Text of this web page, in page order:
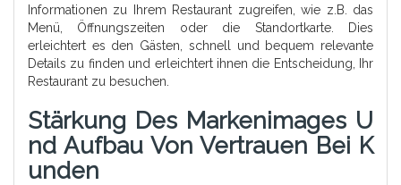
Informationen zu Ihrem Restaurant zugreifen, wie z.B. das
Menü, Öffnungszeiten oder die Standortkarte. Dies
erleichtert es den Gästen, schnell und bequem relevante
Details zu finden und erleichtert ihnen die Entscheidung, Ihr
Restaurant zu besuchen.
Stärkung Des Markenimages U
Nd Aufbau Von Vertrauen Bei K
Unden